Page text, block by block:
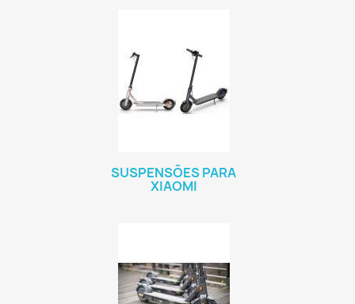
SUSPENSÕES PARA
XIAOMI